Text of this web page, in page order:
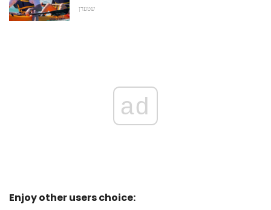
שטערן
ad
Enjoy other users choice: